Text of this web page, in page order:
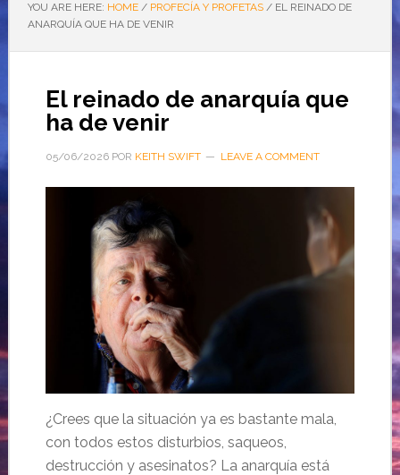
YOU ARE HERE: HOME / PROFECÍA Y PROFETAS /EL REINADO DE
ANARQUÍA QUE HA DE VENIR
El reinado de anarquía que
ha de venir
05/06/2026POR KEITH SWIFT LEAVE A COMMENT
¿Crees que la situación ya es bastante mala,
con todos estos disturbios, saqueos,
destrucción y asesinatos? La anarquía está